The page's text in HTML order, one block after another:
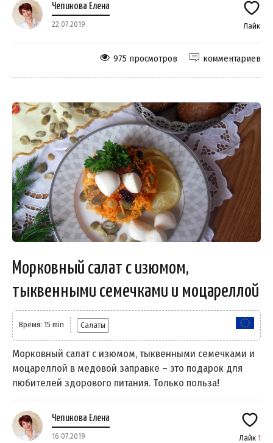
Чепикова Елена
22.07.2019 Лайк
комментариев
975 просмотров
Морковный салат с изюмом,
тыквенными семечками и моцареллой
Время: 15 min Салаты
Морковный салат с изюмом, тыквенными семечками и
моцареллой в медовой заправке – это подарок для
любителей здорового питания. Только польза!
Чепикова Елена
16.07.2019 Лайк 1